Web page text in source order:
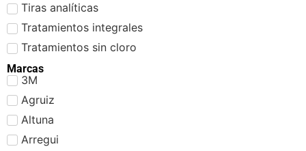
Tiras analíticas
Tratamientos integrales
Tratamientos sin cloro
Marcas
3M
Agruiz
Altuna
Arregui